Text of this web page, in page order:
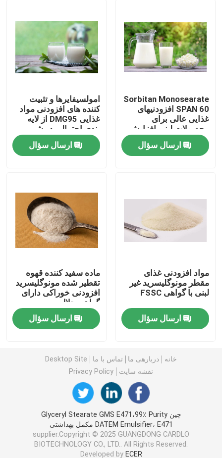
نمایش واقعیت مجازی
درباره ما
تور کارخانه
کنترل کیفیت
اخبار
درخواست نقل قول
امولسیفایر درجه مواد غذایی
امولسیفایرهای غذایی طبیعی
مونوگلیسیرید مقطر
مونو و دیگلیسیرید
گلیسرول مونو استئارات
کیک بهبود دهنده امولسیون
Sorbitan Monosearate
SPAN 60 افزودنیهای
غذایی عالی برای
محصولات لبنی افزایش
پایداری و امولسیون شدن
ارسال سؤال
امولسیفایرها و تثبیت
کننده های افزودنی مواد
غذایی DMG95 از لایه
بندی احتمالی در شیر
جلوگیری می کند
ارسال سؤال
مواد افزودنی غذای
مقطر مونوگلیسرید غیر
لبنی با گواهی FSSC
ارسال سؤال
ماده سفید کننده قهوه
تقطیر شده مونوگلیسرید
افزودنی خوراکی دارای
گواهی حلال
ارسال سؤال
خانه دربارهی ما تماس با ما
Desktop Site
نقشه سایت
Privacy Policy
چین Glyceryl Stearate GMS E471،99٪ Purity
DATEM Emulsifier، E471 مکمل بهداشتی
supplier.Copyright © 2025 GUANGDONG CARDLO
BIOTECHNOLOGY CO., LTD.. All Rights Reserved.
Developed by ECER